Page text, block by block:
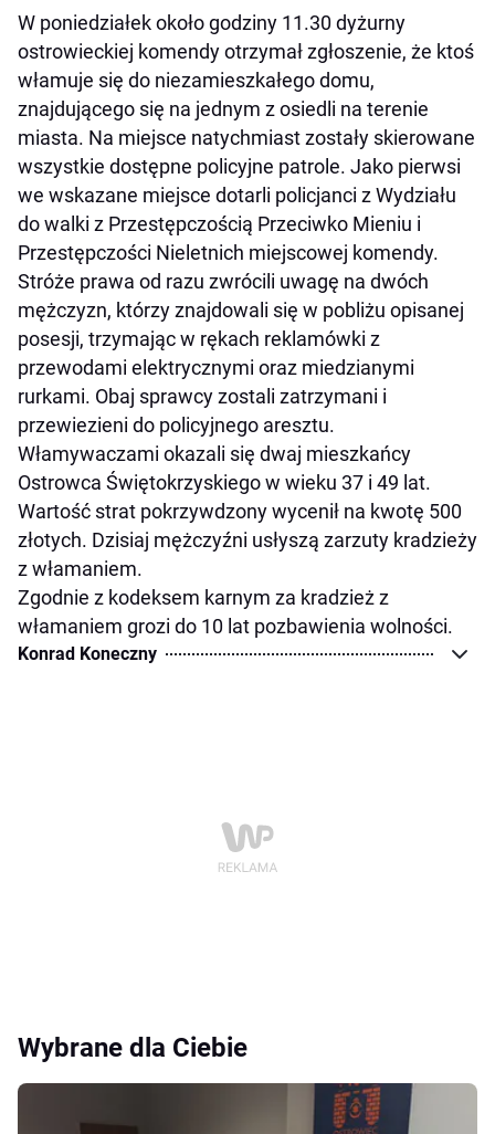
W poniedziałek około godziny 11.30 dyżurny
ostrowieckiej komendy otrzymał zgłoszenie, że ktoś
włamuje się do niezamieszkałego domu,
znajdującego się na jednym z osiedli na terenie
miasta. Na miejsce natychmiast zostały skierowane
wszystkie dostępne policyjne patrole. Jako pierwsi
we wskazane miejsce dotarli policjanci z Wydziału
do walki z Przestępczością Przeciwko Mieniu i
Przestępczości Nieletnich miejscowej komendy.
Stróże prawa od razu zwrócili uwagę na dwóch
mężczyzn, którzy znajdowali się w pobliżu opisanej
posesji, trzymając w rękach reklamówki z
przewodami elektrycznymi oraz miedzianymi
rurkami. Obaj sprawcy zostali zatrzymani i
przewiezieni do policyjnego aresztu.
Włamywaczami okazali się dwaj mieszkańcy
Ostrowca Świętokrzyskiego w wieku 37 i 49 lat.
Wartość strat pokrzywdzony wycenił na kwotę 500
złotych. Dzisiaj mężczyźni usłyszą zarzuty kradzieży
z włamaniem.
Zgodnie z kodeksem karnym za kradzież z
włamaniem grozi do 10 lat pozbawienia wolności.
Konrad Koneczny
Wybrane dla Ciebie